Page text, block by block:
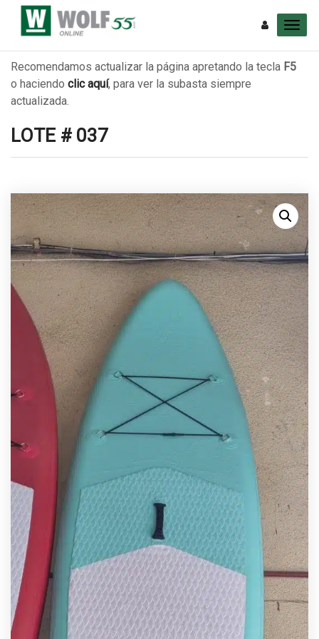
Recomendamos actualizar la página apretando la tecla F5
o haciendo clic aquí, para ver la subasta siempre
actualizada.
LOTE # 037